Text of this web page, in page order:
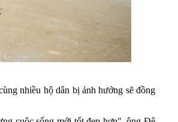
nhiều hộ dân bị ảnh hưởng sẽ đồng